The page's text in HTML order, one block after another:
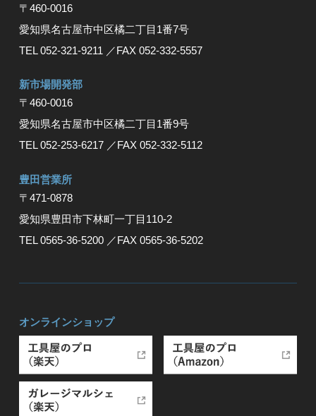
〒460-0016
愛知県名古屋市中区橘⼆丁⽬1番7号
TEL 052-321-9211 ／FAX 052-332-5557
新市場開発部
〒460-0016
愛知県名古屋市中区橘二丁目1番9号
TEL 052-253-6217 ／FAX 052-332-5112
豊⽥営業所
〒471-0878
愛知県豊⽥市下林町⼀丁⽬110-2
TEL 0565-36-5200 ／FAX 0565-36-5202
オンラインショップ